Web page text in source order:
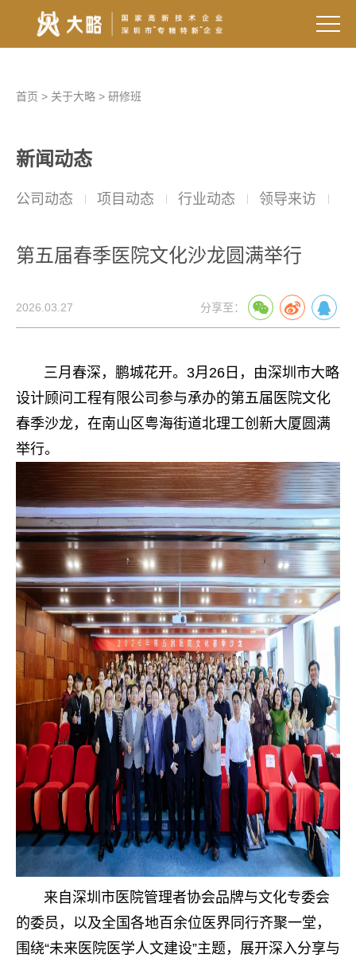
首页 > 关于大略 > 研修班
新闻动态
公司动态 项目动态 行业动态 领导来访
第五届春季医院文化沙龙圆满举行
2026.03.27 分享至：
三月春深，鹏城花开。3月26日，由深圳市大略
设计顾问工程有限公司参与承办的第五届医院文化
春季沙龙，在南山区粤海街道北理工创新大厦圆满
举行。
来自深圳市医院管理者协会品牌与文化专委会
的委员，以及全国各地百余位医界同行齐聚一堂，
围绕“未来医院医学人文建设”主题，展开深入分享与